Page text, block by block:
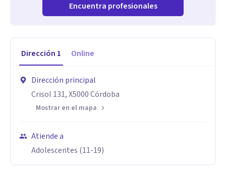
Encuentra profesionales
Dirección 1 Online
Dirección principal
Crisol 131, X5000 Córdoba
Mostrar en el mapa
Atiende a
Adolescentes (11-19)